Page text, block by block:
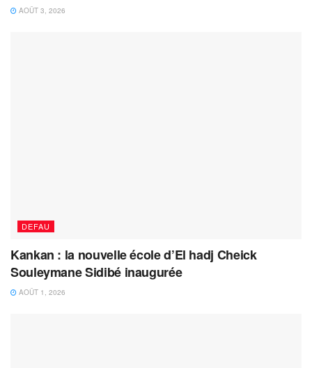
AOÛT 3, 2026
DEFAU
Kankan : la nouvelle école d’El hadj Cheick
Souleymane Sidibé inaugurée
AOÛT 1, 2026